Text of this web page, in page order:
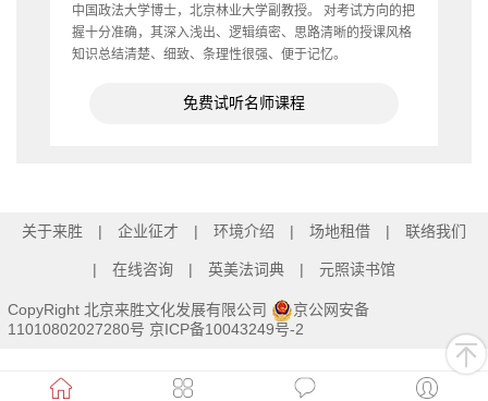
中国政法大学博士，北京林业大学副教授。 对考试方向的把
握十分准确，其深入浅出、逻辑缜密、思路清晰的授课风格
知识总结清楚、细致、条理性很强、便于记忆。
免费试听名师课程
关于来胜 企业征才 环境介绍 场地租借 联络我们
在线咨询 英美法词典 元照读书馆
CopyRight 北京来胜文化发展有限公司
京公网安备
11010802027280号 京ICP备10043249号-2